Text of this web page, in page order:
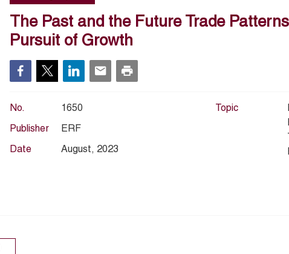
The Past and the Future Trade
Pursuit of Growth
No. 1650
Publisher ERF
Date August, 2023
Topic